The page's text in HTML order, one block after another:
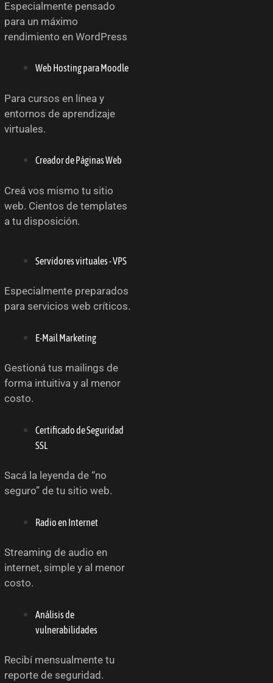
Especialmente pensado
para un máximo
rendimiento en WordPress
Web Hosting para Moodle
Para cursos en línea y
entornos de aprendizaje
virtuales.
Creador de Páginas Web
Creá vos mismo tu sitio
web. Cientos de templates
a tu disposición.
Servidores virtuales - VPS
Especialmente preparados
para servicios web críticos.
E-Mail Marketing
Gestioná tus mailings de
forma intuitiva y al menor
costo.
Certificado de Seguridad
SSL
Sacá la leyenda de “no
seguro” de tu sitio web.
Radio en Internet
Streaming de audio en
internet, simple y al menor
costo.
Análisis de
vulnerabilidades
Recibí mensualmente tu
reporte de seguridad.